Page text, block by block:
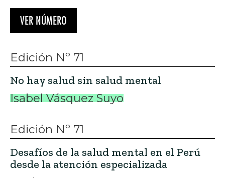
VER NÚMERO
Edición Nº 71
No hay salud sin salud mental
Isabel Vásquez Suyo
Edición Nº 71
Desafíos de la salud mental en el Perú
desde la atención especializada